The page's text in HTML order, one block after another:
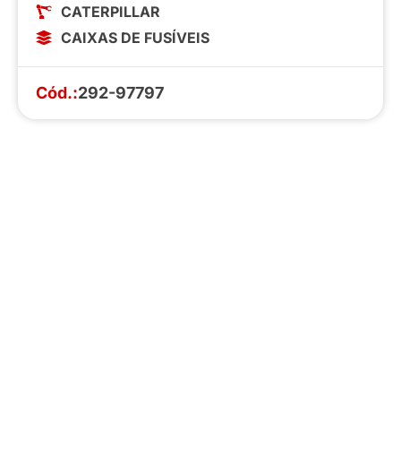
CATERPILLAR
CAIXAS DE FUSÍVEIS
Cód.:292-97797